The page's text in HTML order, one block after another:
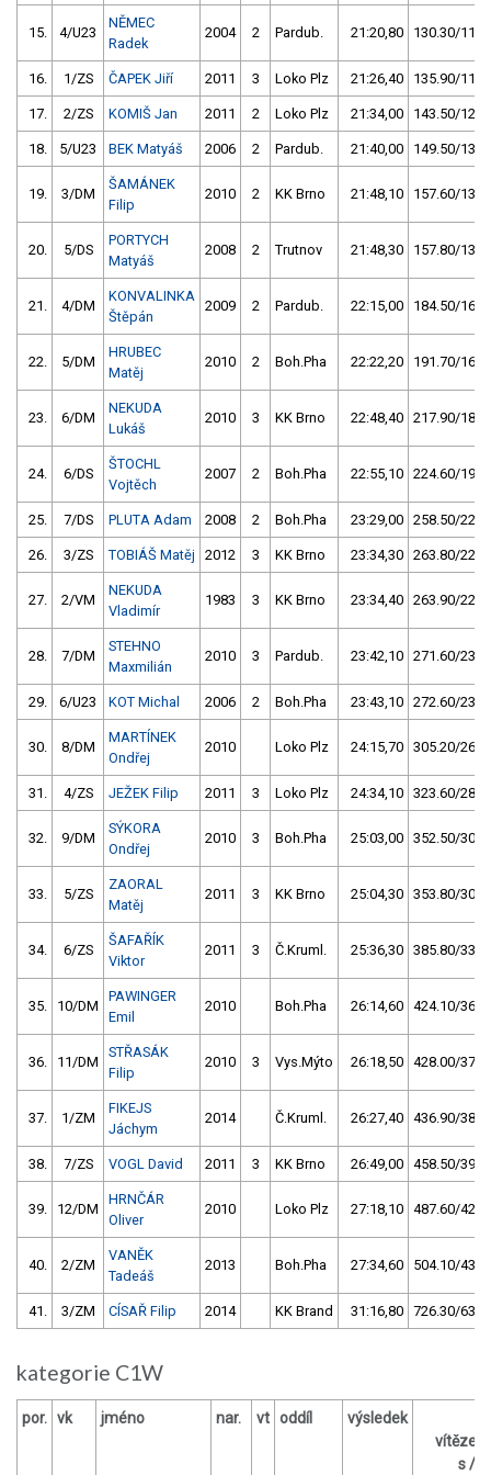
15. 4/U23
NĚMEC
Radek
2004 2 Pardub. 21:20,80 130.30/11,3
16. 1/ZS ČAPEK Jiří 2011 3 Loko Plz 21:26,40 135.90/11,8
17. 2/ZS KOMIŠ Jan 2011 2 Loko Plz 21:34,00 143.50/12,5
18. 5/U23 BEK Matyáš 2006 2 Pardub. 21:40,00 149.50/13,0
19. 3/DM
ŠAMÁNEK
Filip
2010 2 KK Brno 21:48,10 157.60/13,7
20. 5/DS
PORTYCH
Matyáš
2008 2 Trutnov 21:48,30 157.80/13,7
21. 4/DM
KONVALINKA
Štěpán
2009 2 Pardub. 22:15,00 184.50/16,0
22. 5/DM
HRUBEC
Matěj
2010 2 Boh.Pha 22:22,20 191.70/16,7
23. 6/DM
NEKUDA
Lukáš
2010 3 KK Brno 22:48,40 217.90/18,9
24. 6/DS
ŠTOCHL
Vojtěch
2007 2 Boh.Pha 22:55,10 224.60/19,5
25. 7/DS PLUTA Adam 2008 2 Boh.Pha 23:29,00 258.50/22,5
26. 3/ZS TOBIÁŠ Matěj 2012 3 KK Brno 23:34,30 263.80/22,9
27. 2/VM
NEKUDA
Vladimír
1983 3 KK Brno 23:34,40 263.90/22,9
28. 7/DM
STEHNO
Maxmilián
2010 3 Pardub. 23:42,10 271.60/23,6
29. 6/U23 KOT Michal 2006 2 Boh.Pha 23:43,10 272.60/23,7
30. 8/DM
MARTÍNEK
Ondřej
2010 Loko Plz 24:15,70 305.20/26,5
31. 4/ZS JEŽEK Filip 2011 3 Loko Plz 24:34,10 323.60/28,1
32. 9/DM
SÝKORA
Ondřej
2010 3 Boh.Pha 25:03,00 352.50/30,6
33. 5/ZS
ZAORAL
Matěj
2011 3 KK Brno 25:04,30 353.80/30,8
34. 6/ZS
ŠAFAŘÍK
Viktor
2011 3 Č.Kruml. 25:36,30 385.80/33,5
35. 10/DM
PAWINGER
Emil
2010 Boh.Pha 26:14,60 424.10/36,9
36. 11/DM
STŘASÁK
Filip
2010 3 Vys.Mýto 26:18,50 428.00/37,2
37. 1/ZM
FIKEJS
Jáchym
2014 Č.Kruml. 26:27,40 436.90/38,0
38. 7/ZS VOGL David 2011 3 KK Brno 26:49,00 458.50/39,9
39. 12/DM
HRNČÁR
Oliver
2010 Loko Plz 27:18,10 487.60/42,4
40. 2/ZM
VANĚK
Tadeáš
2013 Boh.Pha 27:34,60 504.10/43,8
41. 3/ZM CÍSAŘ Filip 2014 KK Brand 31:16,80 726.30/63,1
kategorie C1W
por. vk jméno nar. vt oddíl výsledek
vítězem
s / %